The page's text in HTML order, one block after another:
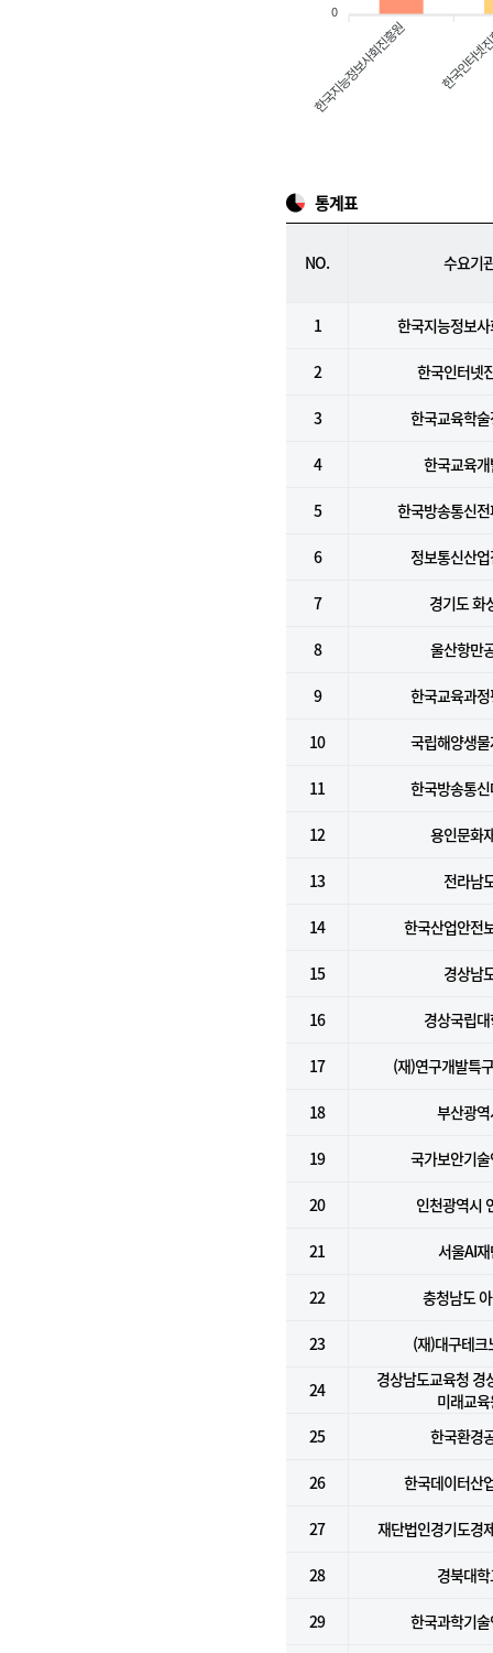
0
한국지능정보사회진흥원 한국인
통계표
NO. 수요기
1 한국지능정보
2 한국인터넷
3 한국교육학
4 한국교육
5 한국방송통신
6 정보통신산
7 경기도 화
8 울산항만
9 한국교육과
10 국립해양생
11 한국방송통
12 용인문화
13 전라남
14 한국산업안전
15 경상남
16 경상국립
17 (재)연구개발특
18 부산광
19 국가보안기
20 인천광역시
21 서울AI재
22 충청남도
23 (재)대구테크
24
경상남도교육청 경
미래교
25
한국환경
26 한국데이터산
27 재단법인경기도경
28 경북대
29 한국과학기